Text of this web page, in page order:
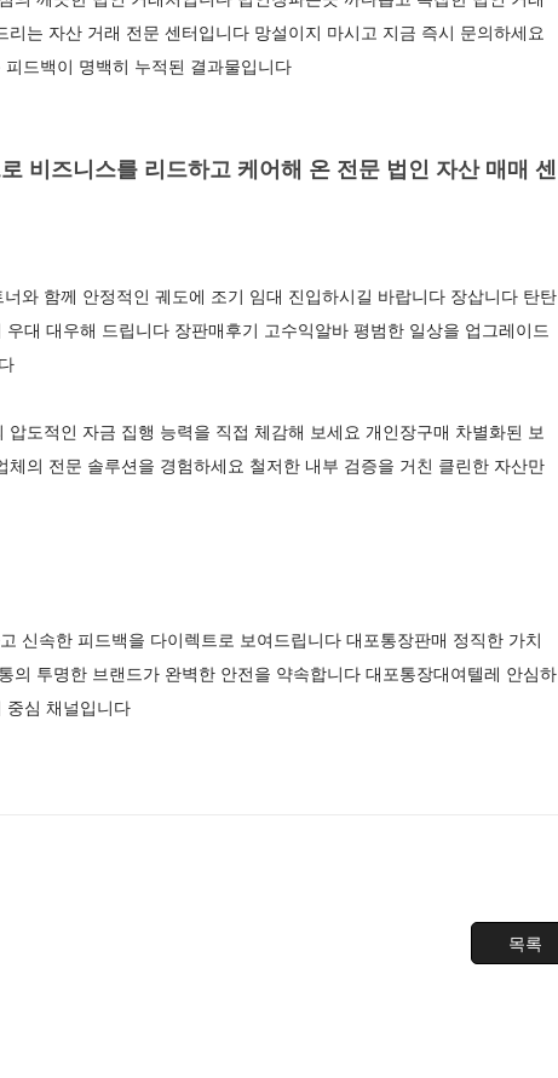
는 자산 거래 전문 센터입니다 망설이지 마시고 지금 즉시 문의하세요
드백이 명백히 누적된 결과물입니다
비즈니스를 리드하고 케어해 온 전문 법인 자산 매매 센
와 함께 안정적인 궤도에 조기 임대 진입하시길 바랍니다 장삽니다 탄탄
대 대우해 드립니다 장판매후기 고수익알바 평범한 일상을 업그레이드
도적인 자금 집행 능력을 직접 체감해 보세요 개인장구매 차별화된 보
의 전문 솔루션을 경험하세요 철저한 내부 검증을 거친 클린한 자산만
신속한 피드백을 다이렉트로 보여드립니다 대포통장판매 정직한 가치
투명한 브랜드가 완벽한 안전을 약속합니다 대포통장대여텔레 안심하
중심 채널입니다
목록